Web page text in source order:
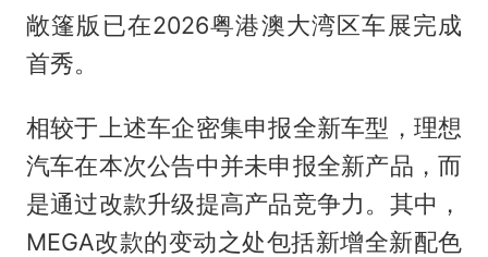
敞篷版已在2026粤港澳大湾区车展完成
首秀。
相较于上述车企密集申报全新车型，理想
汽车在本次公告中并未申报全新产品，而
是通过改款升级提高产品竞争力。其中，
MEGA改款的变动之处包括新增全新配色